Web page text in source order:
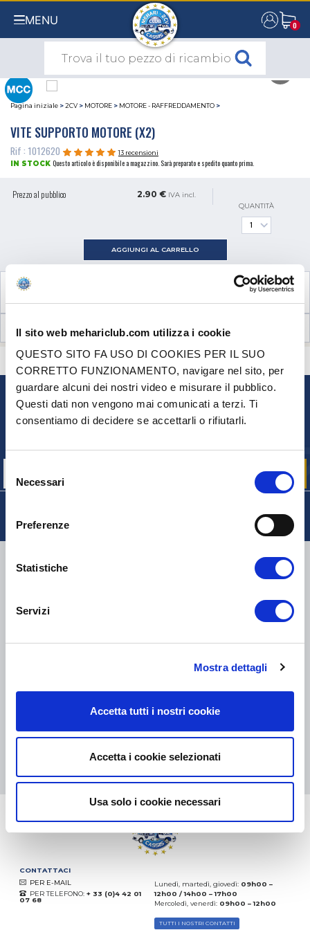
Il sito web mehariclub.com utilizza i cookie
QUESTO SITO FA USO DI COOKIES PER IL SUO
CORRETTO FUNZIONAMENTO, navigare nel sito, per
guardare alcuni dei nostri video e misurare il pubblico.
Questi dati non vengono mai comunicati a terzi. Ti
consentiamo di decidere se accettarli o rifiutarli.
delNecessari
Preferenze
Statistiche
Servizi
Mostra dettagli
Accetta tutti i nostri cookie
Accetta i cookie selezionati
Usa solo i cookie necessari
MENU 0
0
Pagina iniziale >2CV > MOTORE > MOTORE - RAFFREDDAMENTO >
VITE SUPPORTO MOTORE (X2)
Rif : 1012620
13 recensioni
IN STOCK Questo articolo è disponibile a magazzino. Sarà preparato e spedito quanto prima.
Prezzo al pubblico 2.90 € IVA incl.
QUANTITÀ
AGGIUNGI AL CARRELLO
VISUALIZZA IL PRODOTTO COMPLEMENTARE
RECENSIONI CLIENTI (13)
CONTATTACI
NEWSLETTER
EXPRESS, DPD
Eccellente:4.5/5
(dal 2018)
CONTATTACI
PER E-MAIL
PER TELEFONO: + 33 (0)4 42 01
07 68
Lunedì, martedì, giovedì: 09h00 –
12h00 / 14h00 – 17h00
Mercoledì, venerdì: 09h00 – 12h00
TUTTI I NOSTRI CONTATTI